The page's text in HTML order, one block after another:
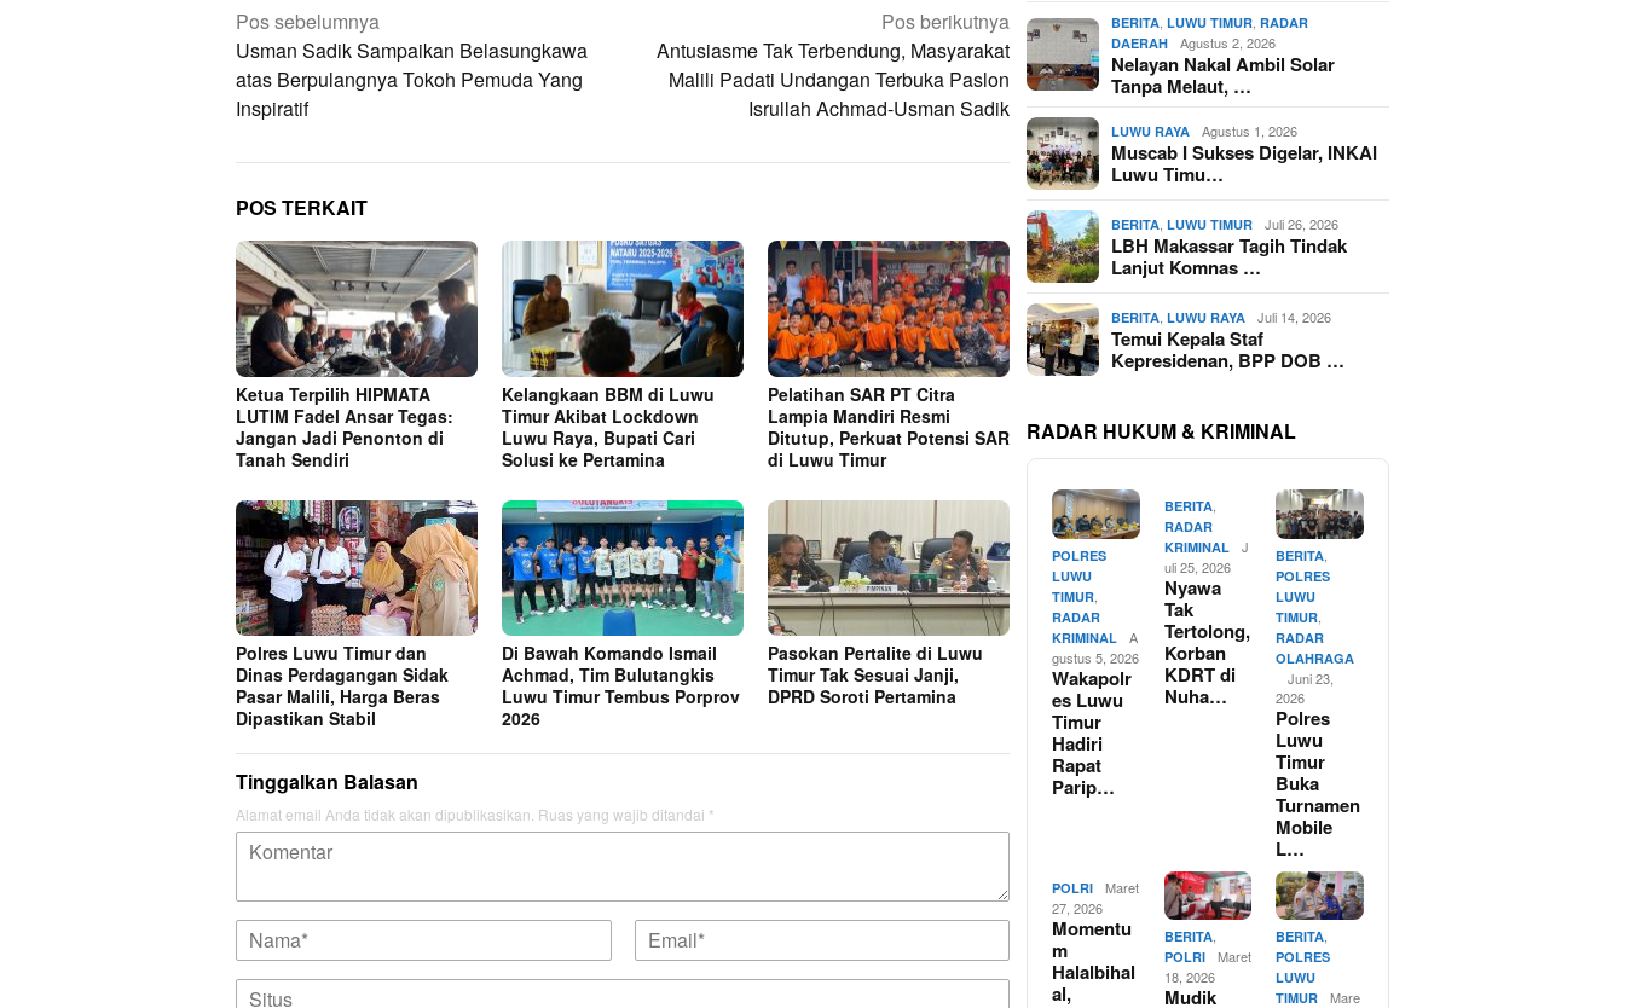
Navigasi
pos
Pos sebelumnya
Usman Sadik Sampaikan Belasungkawa
atas Berpulangnya Tokoh Pemuda Yang
Inspiratif
Pos berikutnya
Antusiasme Tak Terbendung, Masyarakat
Malili Padati Undangan Terbuka Paslon
Isrullah Achmad-Usman Sadik
POS TERKAIT
Ketua Terpilih HIPMATA
LUTIM Fadel Ansar Tegas:
Jangan Jadi Penonton di
Tanah Sendiri
Kelangkaan BBM di Luwu
Timur Akibat Lockdown
Luwu Raya, Bupati Cari
Solusi ke Pertamina
Pelatihan SAR PT Citra
Lampia Mandiri Resmi
Ditutup, Perkuat Potensi SAR
di Luwu Timur
Polres Luwu Timur dan
Dinas Perdagangan Sidak
Pasar Malili, Harga Beras
Dipastikan Stabil
Di Bawah Komando Ismail
Achmad, Tim Bulutangkis
Luwu Timur Tembus Porprov
2026
Pasokan Pertalite di Luwu
Timur Tak Sesuai Janji,
DPRD Soroti Pertamina
Tinggalkan Balasan
Alamat email Anda tidak akan dipublikasikan. Ruas yang wajib ditandai *
BERITA,LUWU TIMUR,RADAR
DAERAH
Agustus 2, 2026
Nelayan Nakal Ambil Solar
Tanpa Melaut, …
LUWU RAYA Agustus 1, 2026
Muscab I Sukses Digelar, INKAI
Luwu Timu…
BERITA,LUWU TIMUR Juli 26, 2026
LBH Makassar Tagih Tindak
Lanjut Komnas …
BERITA,LUWU RAYA Juli 14, 2026
Temui Kepala Staf
Kepresidenan, BPP DOB …
RADAR HUKUM & KRIMINAL
POLRES
LUWU
TIMUR
RADAR
KRIMINAL
A
gustus 5, 2026
Wakapolr
es Luwu
Timur
Hadiri
Rapat
Parip…
BERITA,
RADAR
KRIMINAL
J
uli 25, 2026
Nyawa
Tak
Tertolong,
Korban
KDRT di
Nuha…
BERITA
POLRES
LUWU
TIMUR
RADAR
OLAHRAGA
Juni 23,
2026
Polres
Luwu
Timur
Buka
Turnamen
Mobile
L…
POLRI
Maret
27, 2026
Momentu
m
Halalbihal
al,
BERITA,
POLRI
Maret
18, 2026
Mudik
BERITA,
POLRES
LUWU
TIMUR
Mare